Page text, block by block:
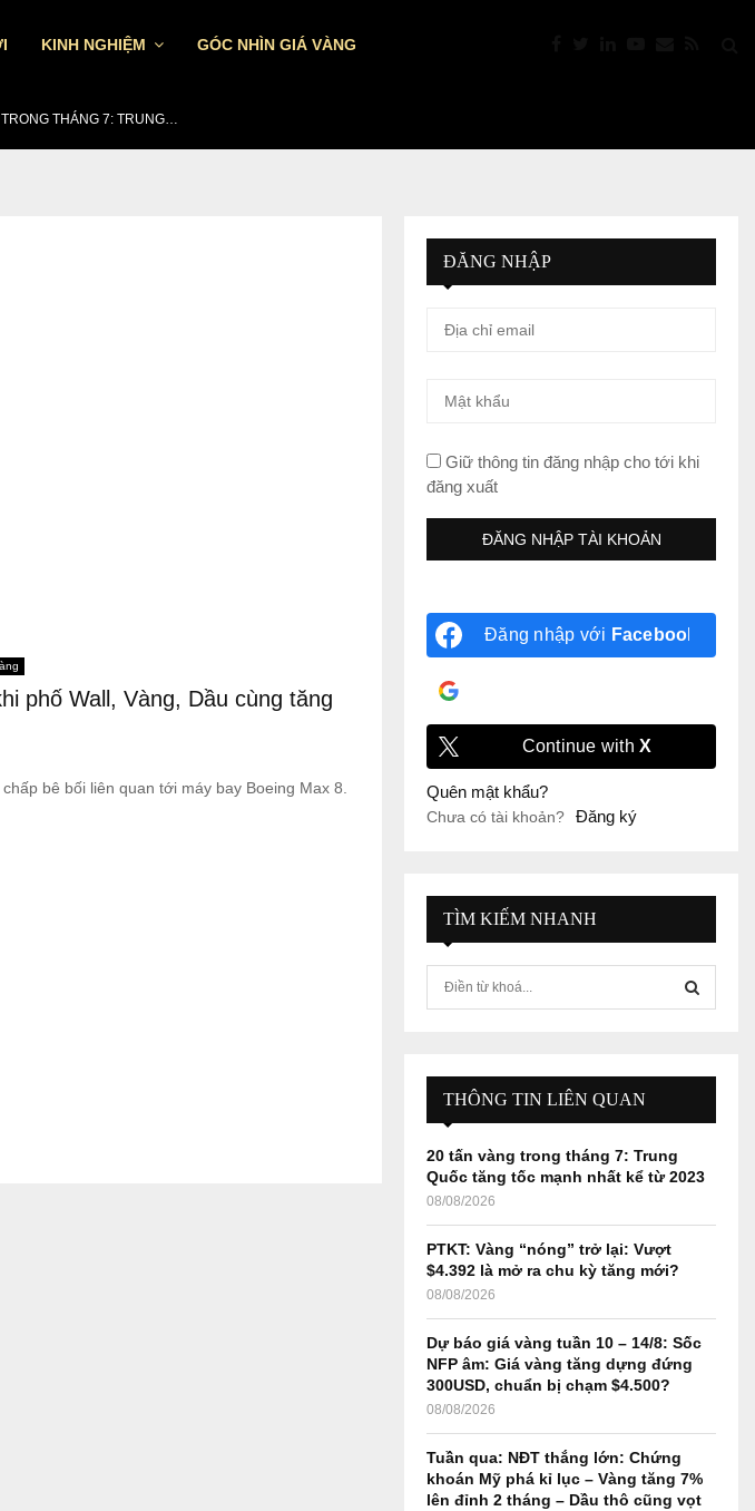
KINH NGHIỆM GÓC NHÌN GIÁ VÀNG
THÁNG 7: TRUNG…
phố Wall, Vàng, Dầu cùng tăng
bê bối liên quan tới máy bay Boeing Max 8.
ĐĂNG NHẬP
Giữ thông tin đăng nhập cho tới khi
đăng xuất
Đăng nhập với Facebook
Continue withX
Quên mật khẩu?
Chưa có tài khoản? Đăng ký
TÌM KIẾM NHANH
r
:
E
A
THÔNG TIN LIÊN QUAN
20 tấn vàng trong tháng 7: Trung
Quốc tăng tốc mạnh nhất kể từ 2023
08/08/2026
PTKT: Vàng “nóng” trở lại: Vượt
$4.392 là mở ra chu kỳ tăng mới?
08/08/2026
Dự báo giá vàng tuần 10 – 14/8: Sốc
NFP âm: Giá vàng tăng dựng đứng
300USD, chuẩn bị chạm $4.500?
08/08/2026
Tuần qua: NĐT thắng lớn: Chứng
khoán Mỹ phá kỉ lục – Vàng tăng 7%
lên đỉnh 2 tháng – Dầu thô cũng vọt